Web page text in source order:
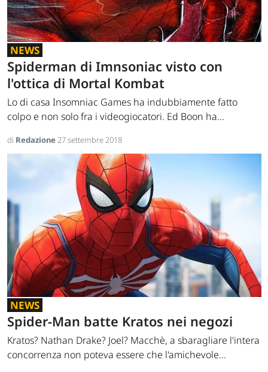
NEWS
Spiderman di Imnsoniac visto con
l'ottica di Mortal Kombat
Lo di casa Insomniac Games ha indubbiamente fatto
colpo e non solo fra i videogiocatori. Ed Boon ha...
di Redazione27 settembre 2018
NEWS
Spider-Man batte Kratos nei negozi
Kratos? Nathan Drake? Joel? Macchè, a sbaragliare l'intera
concorrenza non poteva essere che l'amichevole...